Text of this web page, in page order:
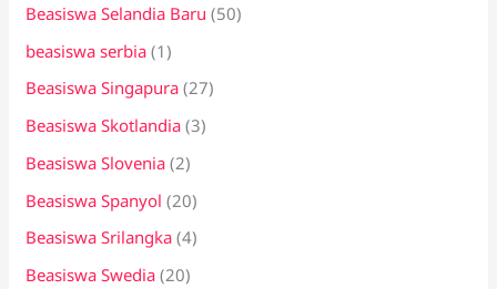
Beasiswa Selandia Baru (50)
beasiswa serbia (1)
Beasiswa Singapura (27)
Beasiswa Skotlandia (3)
Beasiswa Slovenia (2)
Beasiswa Spanyol (20)
Beasiswa Srilangka (4)
Beasiswa Swedia (20)